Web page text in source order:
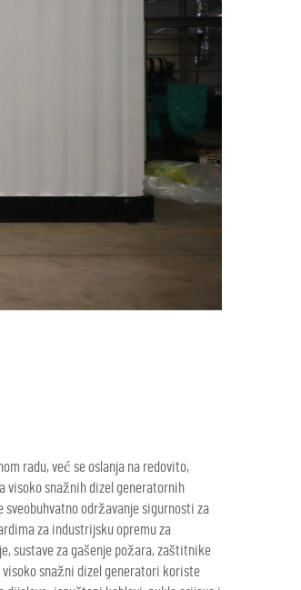
radu, već se oslanja na redovito,
visoko snažnih dizel generatornih
održavanje sigurnosti za
za industrijsku opremu za
sustave za gašenje požara, zaštitnike
snažni dizel generatori koriste